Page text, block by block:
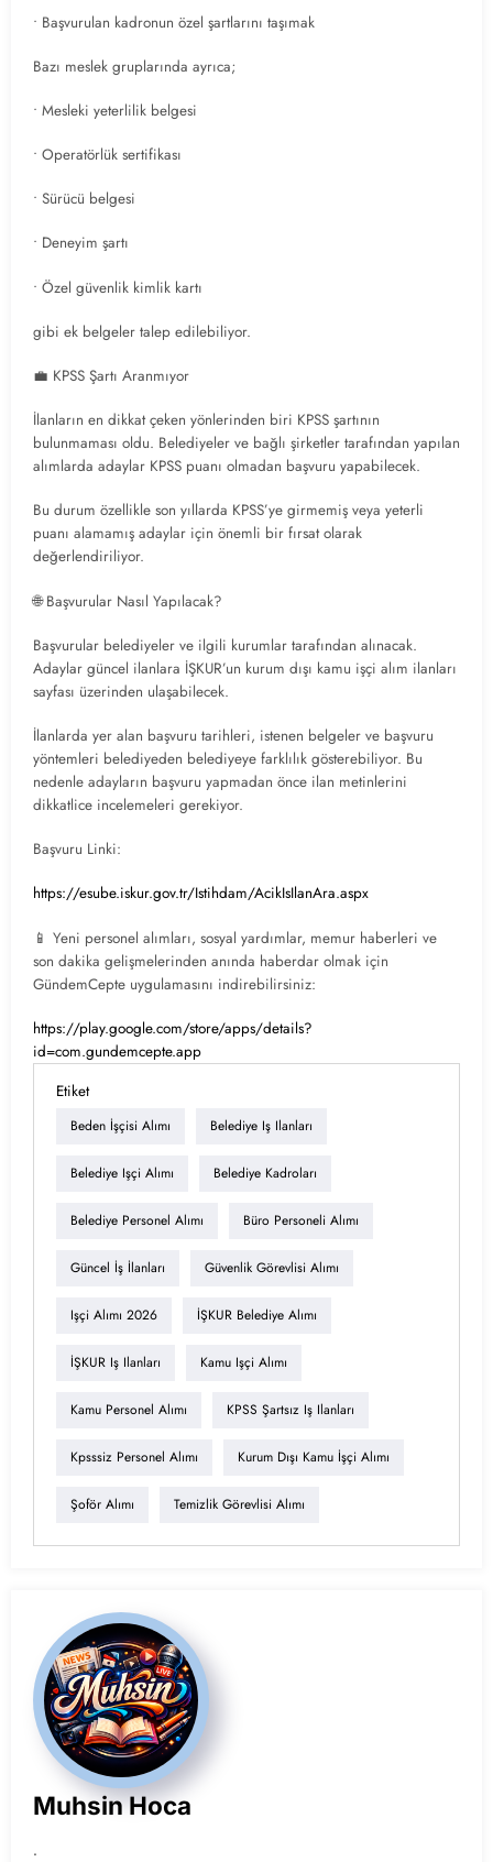
• Başvurulan kadronun özel şartlarını taşımak
Bazı meslek gruplarında ayrıca;
• Mesleki yeterlilik belgesi
• Operatörlük sertifikası
• Sürücü belgesi
• Deneyim şartı
• Özel güvenlik kimlik kartı
gibi ek belgeler talep edilebiliyor.
💼 KPSS Şartı Aranmıyor
İlanların en dikkat çeken yönlerinden biri KPSS şartının
bulunmaması oldu. Belediyeler ve bağlı şirketler tarafından yapılan
alımlarda adaylar KPSS puanı olmadan başvuru yapabilecek.
Bu durum özellikle son yıllarda KPSS’ye girmemiş veya yeterli
puanı alamamış adaylar için önemli bir fırsat olarak
değerlendiriliyor.
🌐 Başvurular Nasıl Yapılacak?
Başvurular belediyeler ve ilgili kurumlar tarafından alınacak.
Adaylar güncel ilanlara İŞKUR’un kurum dışı kamu işçi alım ilanları
sayfası üzerinden ulaşabilecek.
İlanlarda yer alan başvuru tarihleri, istenen belgeler ve başvuru
yöntemleri belediyeden belediyeye farklılık gösterebiliyor. Bu
nedenle adayların başvuru yapmadan önce ilan metinlerini
dikkatlice incelemeleri gerekiyor.
Başvuru Linki:
https://esube.iskur.gov.tr/Istihdam/AcikIsIlanAra.aspx
📱 Yeni personel alımları, sosyal yardımlar, memur haberleri ve
son dakika gelişmelerinden anında haberdar olmak için
GündemCepte uygulamasını indirebilirsiniz:
https://play.google.com/store/apps/details?
id=com.gundemcepte.app
Etiket
Beden İşçisi Alımı Belediye Iş Ilanları
Belediye Işçi Alımı Belediye Kadroları
Belediye Personel Alımı Büro Personeli Alımı
Güncel İş İlanları Güvenlik Görevlisi Alımı
Işçi Alımı 2026 İŞKUR Belediye Alımı
İŞKUR Iş Ilanları Kamu Işçi Alımı
Kamu Personel Alımı KPSS Şartsız Iş Ilanları
Kpsssiz Personel Alımı Kurum Dışı Kamu İşçi Alımı
Şoför Alımı Temizlik Görevlisi Alımı
Muhsin Hoca
.